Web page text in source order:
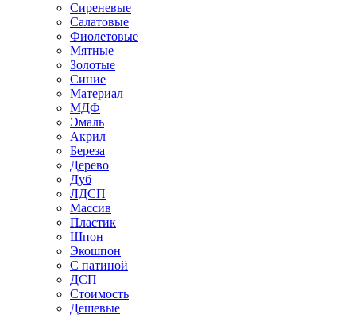
Сиреневые
Салатовые
Фиолетовые
Мятные
Золотые
Синие
Материал
МДФ
Эмаль
Акрил
Береза
Дерево
Дуб
ЛДСП
Массив
Пластик
Шпон
Экошпон
С патиной
ДСП
Стоимость
Дешевые